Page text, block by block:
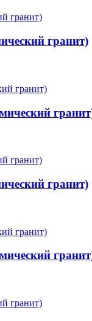
гранит)
гранит)